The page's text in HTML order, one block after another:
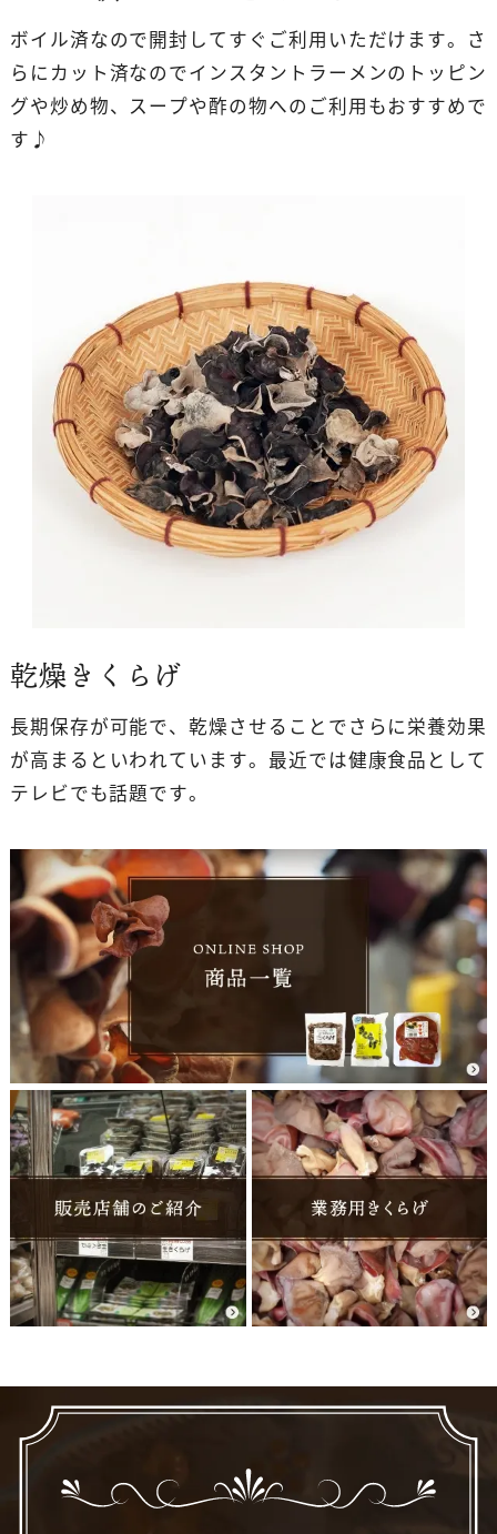
ボイル済なので開封してすぐご利用いただけます。さ
らにカット済なのでインスタントラーメンのトッピン
グや炒め物、スープや酢の物へのご利用もおすすめで
す♪
乾燥きくらげ
長期保存が可能で、乾燥させることでさらに栄養効果
が高まるといわれています。最近では健康食品として
テレビでも話題です。